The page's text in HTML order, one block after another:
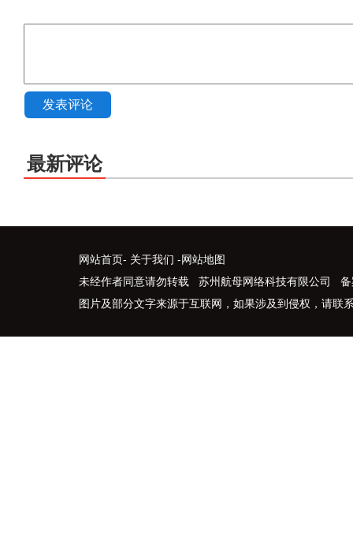
发表评论
最新评论
网站首页- 关于我们 -网站地图
未经作者同意请勿转载 苏州航母网络科技有限公司 备
图片及部分文字来源于互联网，如果涉及到侵权，请联